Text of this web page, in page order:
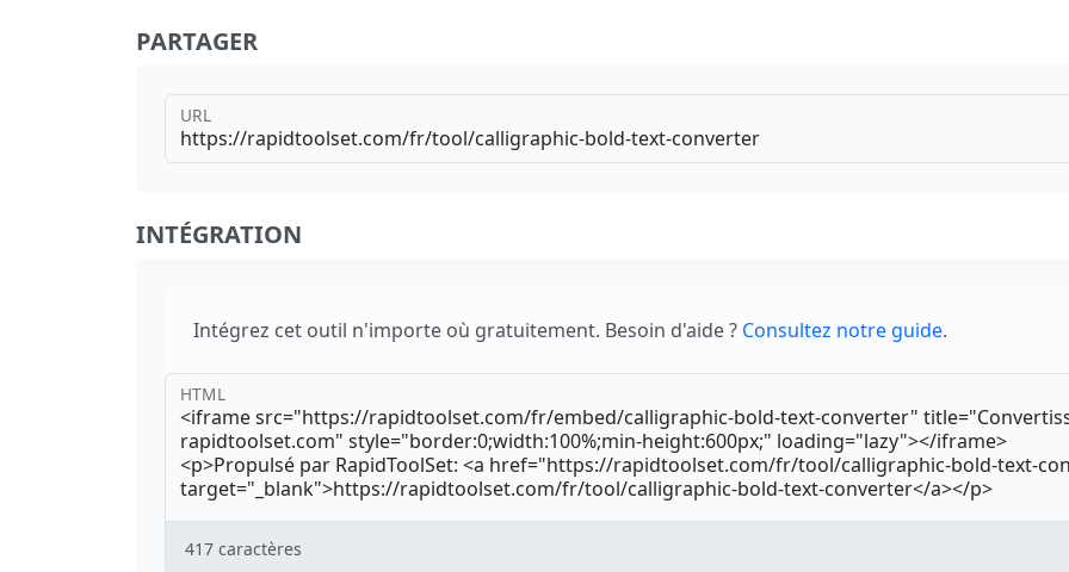
PARTAGER
URL
INTÉGRATION
Intégrez cet outil n'importe où gratuitement. Besoin d'aide ? Consultez notre guide.
HTML
417 caractères